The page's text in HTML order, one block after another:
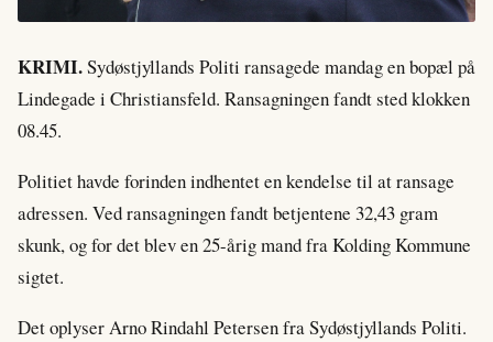
KRIMI.Sydøstjyllands Politi ransagede mandag en bopæl på
Lindegade i Christiansfeld. Ransagningen fandt sted klokken
08.45.
Politiet havde forinden indhentet en kendelse til at ransage
adressen. Ved ransagningen fandt betjentene 32,43 gram
skunk, og for det blev en 25-årig mand fra Kolding Kommune
sigtet.
Det oplyser Arno Rindahl Petersen fra Sydøstjyllands Politi.